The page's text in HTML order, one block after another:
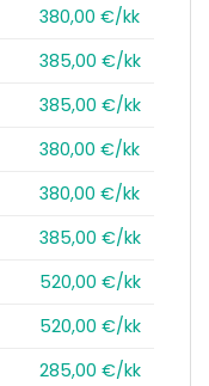
380,00 €/kk
385,00 €/kk
385,00 €/kk
380,00 €/kk
380,00 €/kk
385,00 €/kk
520,00 €/kk
520,00 €/kk
285,00 €/kk